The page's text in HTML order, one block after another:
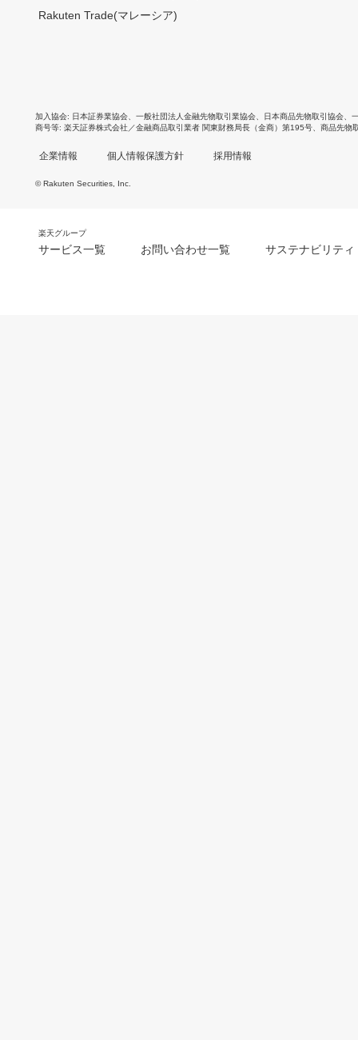
Rakuten Trade(マレーシア)
加入協会 日本証券業協会 一般社団法人金融先物取引業協会 日本商品先物取引協会
商号等 楽天証券株式会社／金融商品取引業者 関東財務局長（金商）第195号、商品先物
企業情報 個人情報保護方針 採用情報
© Rakuten Securities, Inc.
楽天グループ
サービス一覧 お問い合わせ一覧 サステナビリティ